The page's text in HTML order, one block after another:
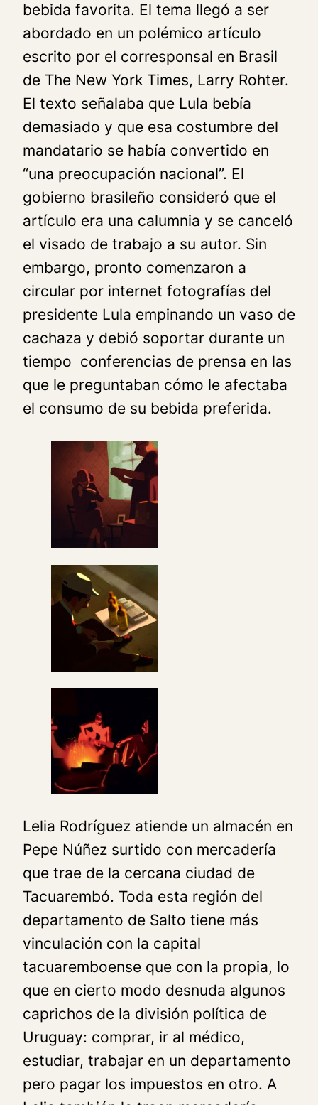
bebida favorita. El tema llegó a ser
abordado en un polémico artículo
escrito por el corresponsal en Brasil
de The New York Times, Larry Rohter.
El texto señalaba que Lula bebía
demasiado y que esa costumbre del
mandatario se había convertido en
“una preocupación nacional”. El
gobierno brasileño consideró que el
artículo era una calumnia y se canceló
el visado de trabajo a su autor. Sin
embargo, pronto comenzaron a
circular por internet fotografías del
presidente Lula empinando un vaso de
cachaza y debió soportar durante un
tiempo conferencias de prensa en las
que le preguntaban cómo le afectaba
el consumo de su bebida preferida.
Lelia Rodríguez atiende un almacén en
Pepe Núñez surtido con mercadería
que trae de la cercana ciudad de
Tacuarembó. Toda esta región del
departamento de Salto tiene más
vinculación con la capital
tacuaremboense que con la propia, lo
que en cierto modo desnuda algunos
caprichos de la división política de
Uruguay: comprar, ir al médico,
estudiar, trabajar en un departamento
pero pagar los impuestos en otro. A